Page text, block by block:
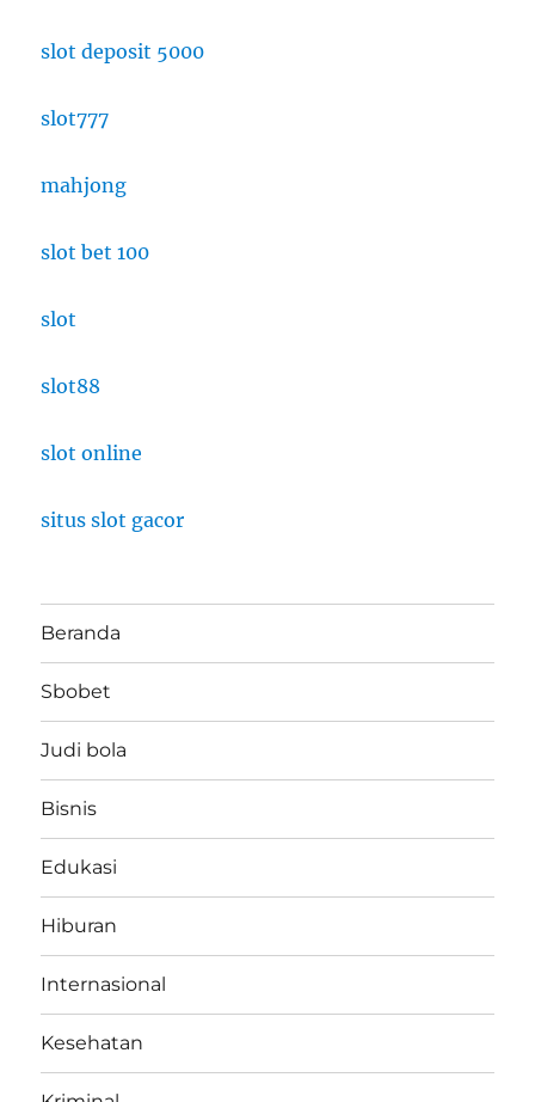
slot deposit 5000
slot777
mahjong
slot bet 100
slot
slot88
slot online
situs slot gacor
Beranda
Sbobet
Judi bola
Bisnis
Edukasi
Hiburan
Internasional
Kesehatan